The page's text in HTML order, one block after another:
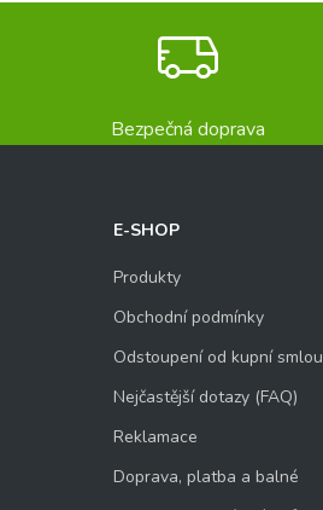
Bezpečná doprava
E-SHOP
Produkty
Obchodní podmínky
Odstoupení od kupní
Nejčastější dotazy (FAQ)
Reklamace
Doprava, platba a balné